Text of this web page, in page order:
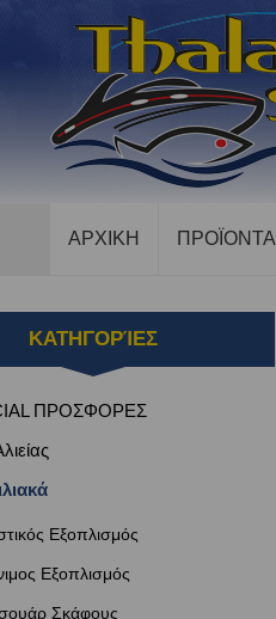
ΑΡΧΙΚΗ ΠΡΟΪΟΝΤΑ
ΚΑΤΗΓΟΡΊΕΣ
ΠΡΟΣΦΟΡΕΣ
Εξοπλισμός
Εξοπλισμός
Σκάφους